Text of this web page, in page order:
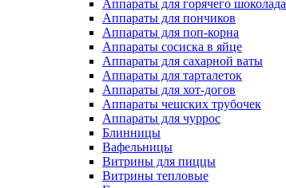
Аппараты для горячего шоколада
Аппараты для пончиков
Аппараты для поп-корна
Аппараты сосиска в яйце
Аппараты для сахарной ваты
Аппараты для тарталеток
Аппараты для хот-догов
Аппараты чешских трубочек
Аппараты для чуррос
Блинницы
Вафельницы
Витрины для пиццы
Витрины тепловые